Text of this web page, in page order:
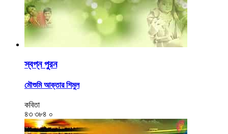
স্বপ্ন পুরন
মৌশুমি আক্তার শিমুল
কবিতা
৪৩ ৩৮৪ ০